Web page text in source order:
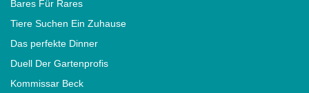
Bares Für Rares
Tiere Suchen Ein Zuhause
Das perfekte Dinner
Duell Der Gartenprofis
Kommissar Beck